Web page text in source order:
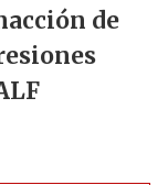
de